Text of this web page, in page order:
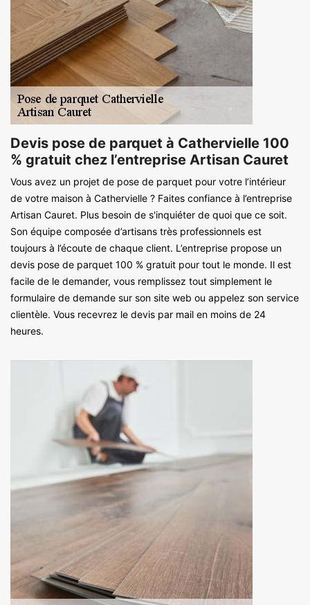
Devis pose de parquet à Cathervielle 100
% gratuit chez l’entreprise Artisan Cauret
Vous avez un projet de pose de parquet pour votre l’intérieur
de votre maison à Cathervielle ? Faites confiance à l’entreprise
Artisan Cauret. Plus besoin de s'inquiéter de quoi que ce soit.
Son équipe composée d’artisans très professionnels est
toujours à l’écoute de chaque client. L’entreprise propose un
devis pose de parquet 100 % gratuit pour tout le monde. Il est
facile de le demander, vous remplissez tout simplement le
formulaire de demande sur son site web ou appelez son service
clientèle. Vous recevrez le devis par mail en moins de 24
heures.